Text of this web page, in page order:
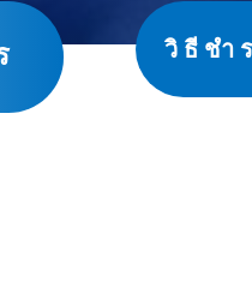
วิธีชำ